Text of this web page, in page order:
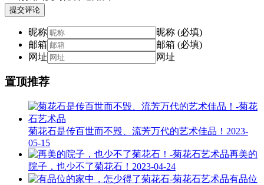
提交评论
昵称
昵称 (必填)
邮箱
邮箱 (必填)
网址
网址
置顶推荐
菊花石是传百世而不毁、流芳万代的艺术佳品！ 2023-
05-15
再美的
院子，也少不了菊花石！ 2023-04-24
有品位